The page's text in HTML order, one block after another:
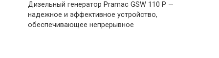
Дизельный генератор Pramac GSW 110 P —
надежное и эффективное устройство,
обеспечивающее непрерывное